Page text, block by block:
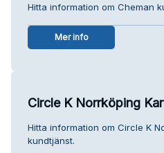
Hitta information om Cheman
Mer info
Circle K Norrköping
Hitta information om Circle K
kundtjänst.